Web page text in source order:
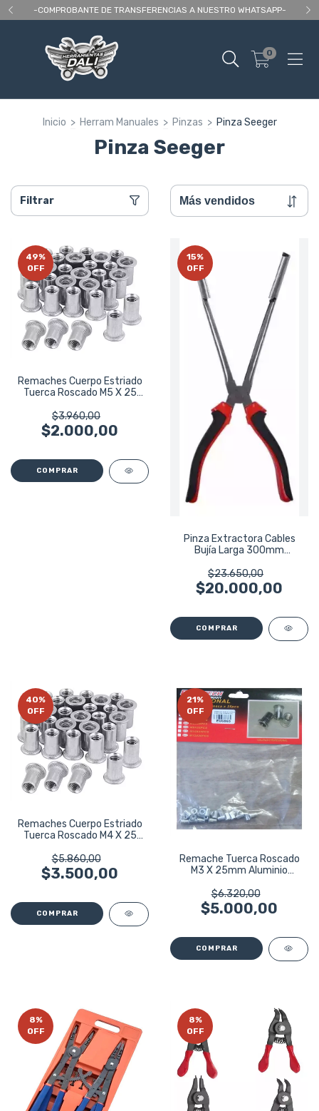
-COMPROBANTE DE TRANSFERENCIAS A NUESTRO WHATSAPP-
0
Inicio > Herram Manuales > Pinzas > Pinza Seeger
Pinza Seeger
Filtrar
49%
OFF
Remaches Cuerpo Estriado
Tuerca Roscado M5 X 25
$3.960,00
$2.000,00
15%
OFF
Pinza Extractora Cables
Bujía Larga 300mm
$23.650,00
$20.000,00
40%
OFF
Remaches Cuerpo Estriado
Tuerca Roscado M4 X 25
$5.860,00
$3.500,00
21%
OFF
Remache Tuerca Roscado
M3 X 25mm Aluminio
$6.320,00
$5.000,00
8%
OFF
8%
OFF